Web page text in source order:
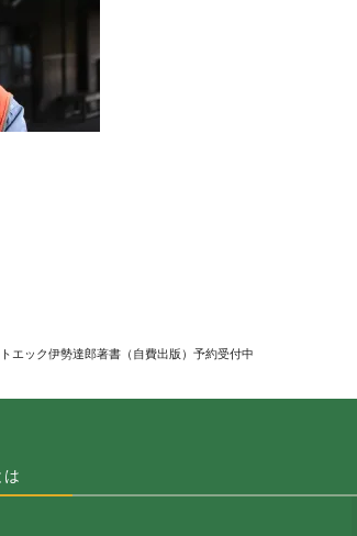
トエック伊勢達郎著書（自費出版）予約受付中
は